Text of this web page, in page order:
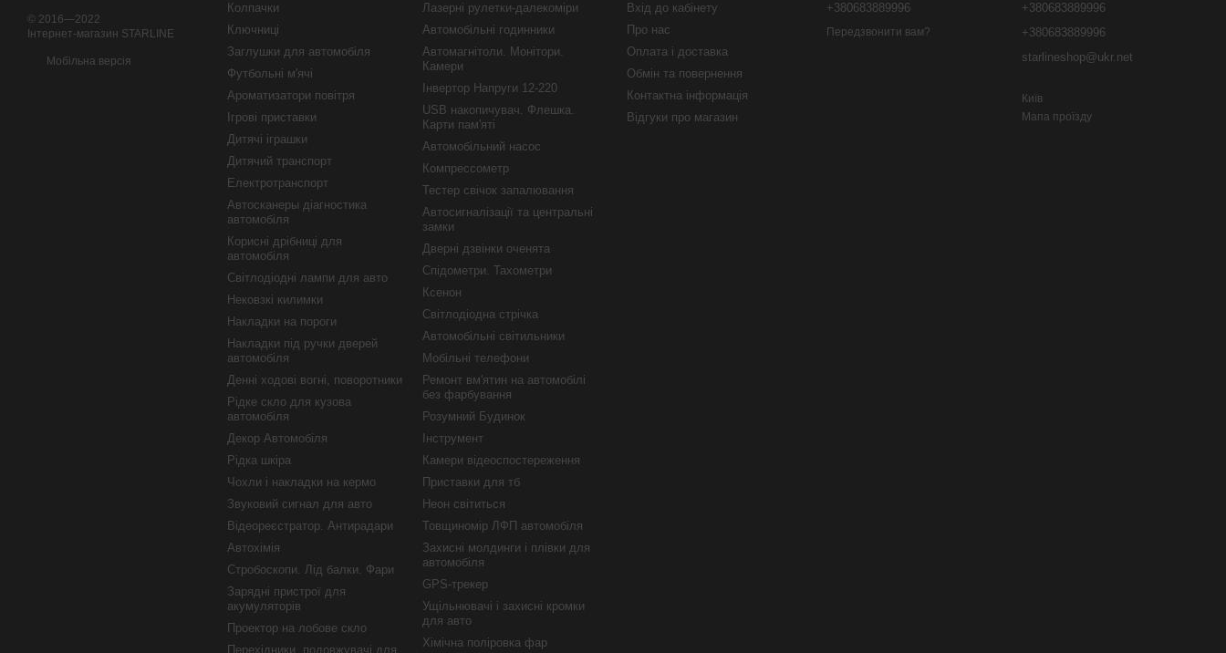
© 2016—2022
Iнтернет-магазин STARLINE
Мобільна версія
Колпачки
Ключниці
Заглушки для автомобіля
Футбольні м'ячі
Ароматизатори повітря
Ігрові приставки
Дитячі іграшки
Дитячий транспорт
Електротранспорт
Автосканеры діагностика
автомобіля
Корисні дрібниці для
автомобіля
Світлодіодні лампи для авто
Нековзкі килимки
Накладки на пороги
Накладки під ручки дверей
автомобіля
Денні ходові вогні, поворотники
Рідке скло для кузова
автомобіля
Декор Автомобіля
Рідка шкіра
Чохли і накладки на кермо
Звуковий сигнал для авто
Відеореєстратор. Антирадари
Автохімія
Стробоскопи. Лід балки. Фари
Зарядні пристрої для
акумуляторів
Проектор на лобове скло
Перехідники, подовжувачі для
Лазерні рулетки-далекоміри
Автомобільні годинники
Автомагнітоли. Монітори.
Камери
Інвертор Напруги 12-220
USB накопичувач. Флешка.
Карти пам'яті
Автомобільний насос
Компрессометр
Тестер свічок запалювання
Автосигналізації та центральні
замки
Дверні дзвінки оченята
Спідометри. Тахометри
Ксенон
Світлодіодна стрічка
Автомобільні світильники
Мобільні телефони
Ремонт вм'ятин на автомобілі
без фарбування
Розумний Будинок
Інструмент
Камери відеоспостереження
Приставки для тб
Неон світиться
Товщиномір ЛФП автомобіля
Захисні молдинги і плівки для
автомобіля
GPS-трекер
Ущільнювачі і захисні кромки
для авто
Хімічна поліровка фар
Вхід до кабінету
Про нас
Оплата і доставка
Обмін та повернення
Контактна інформація
Відгуки про магазин
+380683889996
Передзвонити вам?
+380683889996
+380683889996
starlineshop@ukr.net
Київ
Мапа проїзду